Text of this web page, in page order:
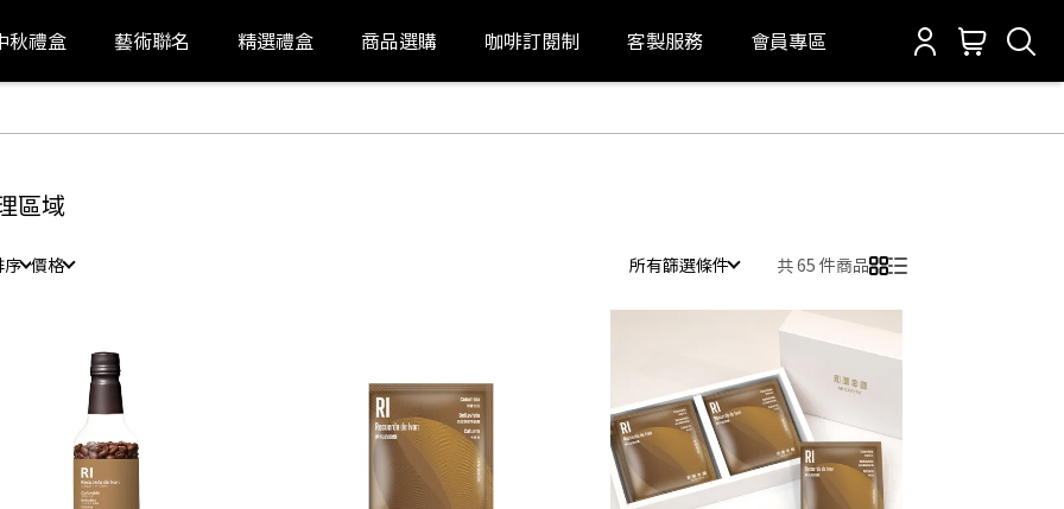
秋禮盒 藝術聯名 精選禮盒 商品選購 咖啡訂閱制 客製服務 會員專區
區域
序 價格 所有篩選條件 共 65 件商品